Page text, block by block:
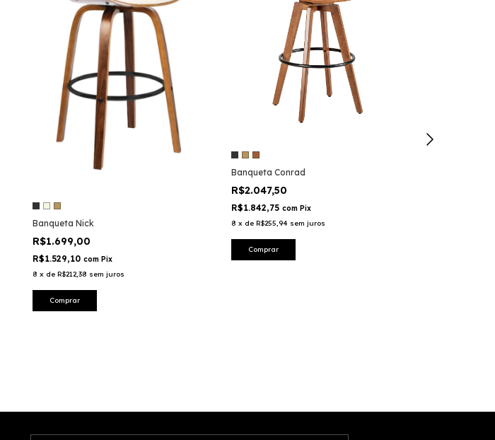
Banqueta Nick
R$1.699,00
R$1.529,10 com Pix
8 x de R$212,38 sem juros
Comprar
Banqueta Conrad
R$2.047,50
R$1.842,75 com Pix
8 x de R$255,94 sem juros
Comprar